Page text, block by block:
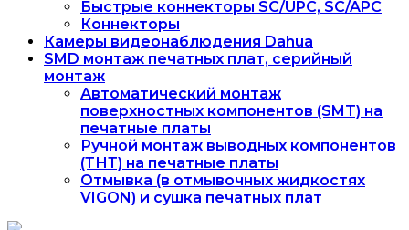
Быстрые коннекторы SC/UPC, SC/APC
Коннекторы
Камеры видеонаблюдения Dahua
SMD монтаж печатных плат, серийный
монтаж
Автоматический монтаж
поверхностных компонентов (SMT) на
печатные платы
Ручной монтаж выводных компонентов
(ТНТ) на печатные платы
Отмывка (в отмывочных жидкостях
VIGON) и сушка печатных плат